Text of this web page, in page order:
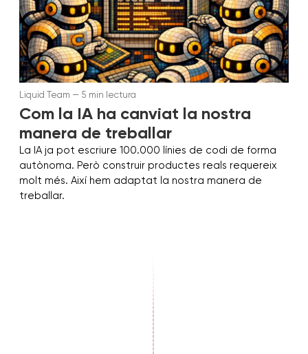
Liquid Team — 5 min lectura
Com la IA ha canviat la nostra
manera de treballar
La IA ja pot escriure 100.000 línies de codi de forma
autònoma. Però construir productes reals requereix
molt més. Així hem adaptat la nostra manera de
treballar.